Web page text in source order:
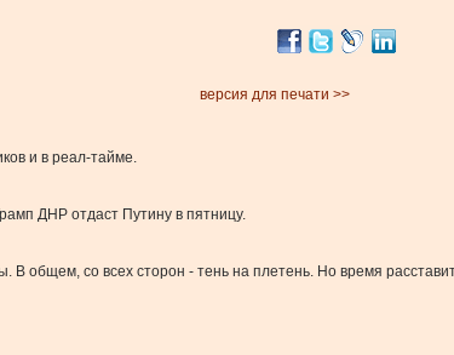
версия для печати >>
и в реал-тайме.
ДНР отдаст Путину в пятницу.
В общем, со всех сторон - тень на плетень. Но время